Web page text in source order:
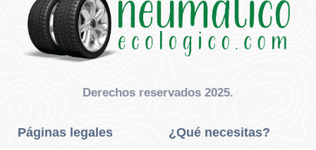
Derechos reservados 2025.
Páginas legales ¿Qué necesitas?